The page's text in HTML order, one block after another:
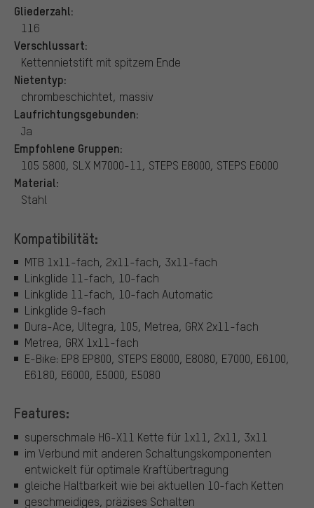
Gliederzahl:
116
Verschlussart:
Kettennietstift mit spitzem Ende
Nietentyp:
chrombeschichtet, massiv
Laufrichtungsgebunden:
Ja
Empfohlene Gruppen:
105 5800, SLX M7000-11, STEPS E8000, STEPS E6000
Material:
Stahl
Kompatibilität:
MTB 1x11-fach, 2x11-fach, 3x11-fach
Linkglide 11-fach, 10-fach
Linkglide 11-fach, 10-fach Automatic
Linkglide 9-fach
Dura-Ace, Ultegra, 105, Metrea, GRX 2x11-fach
Metrea, GRX 1x11-fach
E-Bike: EP8 EP800, STEPS E8000, E8080, E7000, E6100,
E6180, E6000, E5000, E5080
Features:
superschmale HG-X11 Kette für 1x11, 2x11, 3x11
im Verbund mit anderen Schaltungskomponenten
entwickelt für optimale Kraftübertragung
gleiche Haltbarkeit wie bei aktuellen 10-fach Ketten
geschmeidiges, präzises Schalten